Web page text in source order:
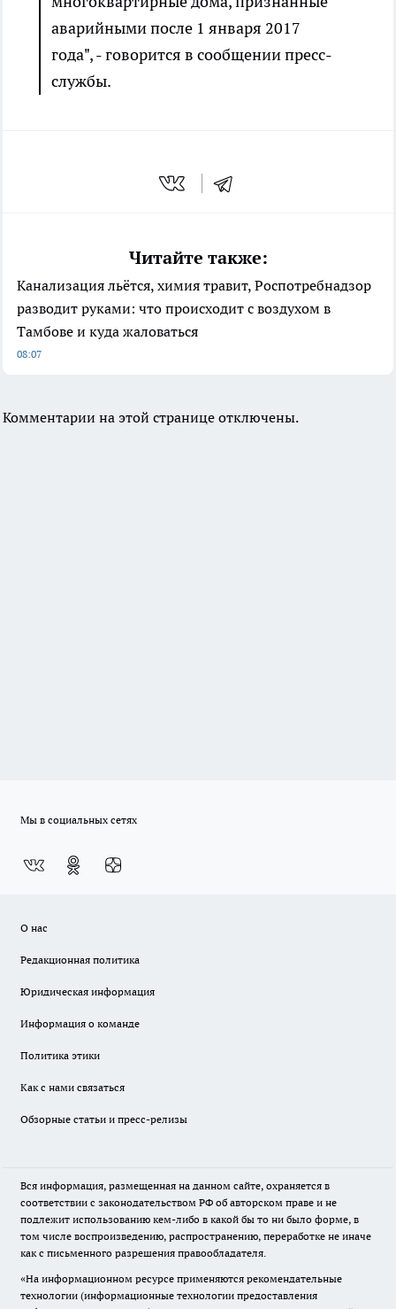
аварийными после 1 января 2017
года", - говорится в сообщении пресс-
службы.
Читайте также:
Канализация льётся, химия травит, Роспотребнадзор
разводит руками: что происходит с воздухом в
Тамбове и куда жаловаться
08:07
Комментарии на этой странице отключены.
Мы в социальных сетях
О нас
Редакционная политика
Юридическая информация
Информация о команде
Политика этики
Как с нами связаться
Обзорные статьи и пресс-релизы
Вся информация, размещенная на данном сайте, охраняется в
соответствии с законодательством РФ об авторском праве и не
подлежит использованию кем-либо в какой бы то ни было форме, в
том числе воспроизведению, распространению, переработке не иначе
как с письменного разрешения правообладателя.
«На информационном ресурсе применяются рекомендательные
технологии (информационные технологии предоставления